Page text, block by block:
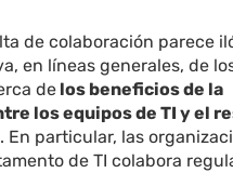
de colaboración parece
en líneas generales, de
de los beneficios de la
los equipos de TI y el
. En particular, las
de TI colabora